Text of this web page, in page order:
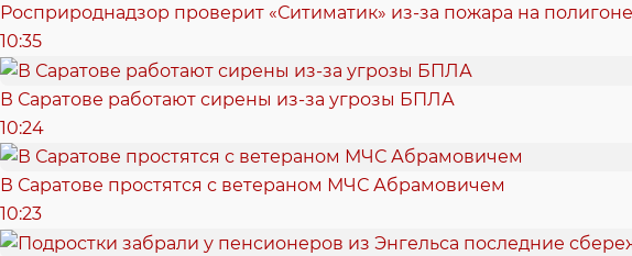
Росприроднадзор проверит «Ситиматик» из-за пожара на полигоне
10:35
В Саратове работают сирены из-за угрозы БПЛА
10:24
В Саратове простятся с ветераном МЧС Абрамовичем
10:23